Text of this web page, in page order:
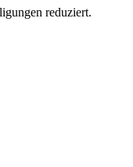
reduziert.